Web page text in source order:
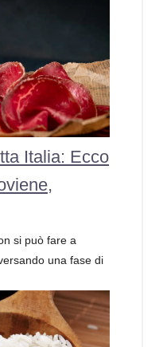
Italia: Ecco
si può fare a
una fase di